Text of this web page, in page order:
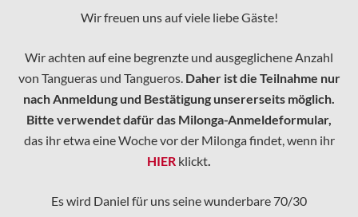
Wir freuen uns auf viele liebe Gäste!
Wir achten auf eine begrenzte und ausgeglichene Anzahl
von Tangueras und Tangueros. Daher ist die Teilnahme nur
nach Anmeldung und Bestätigung unsererseits möglich.
Bitte verwendet dafür das Milonga-Anmeldeformular,
das ihr etwa eine Woche vor der Milonga findet, wenn ihr
HIER klickt
Es wird Daniel für uns seine wunderbare 70/30